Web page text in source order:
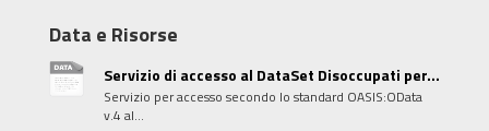
Data e Risorse
Servizio di accesso al DataSet Disoccupati per...
Servizio per accesso secondo lo standard OASIS:OData
v.4 al...